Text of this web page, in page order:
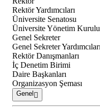
Rektör Yardımcıları
Üniversite Senatosu
Üniversite Yönetim Kurulu
Genel Sekreter
Genel Sekreter Yardımcıları
Rektör Danışmanları
İç Denetim Birimi
Daire Başkanları
Organizasyon Şeması
Genel